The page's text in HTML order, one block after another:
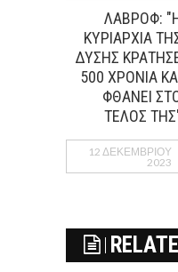
ΛΑΒΡΟΦ:
ΚΥΡΙΑΡΧΙΑ
ΔΥΣΗΣ
500 ΧΡΟΝΙΑ
ΦΘΑΝΕΙ
ΤΕΛΟΣ
12 ΔΕΚΕΜΒΡΊΟΥ
2023